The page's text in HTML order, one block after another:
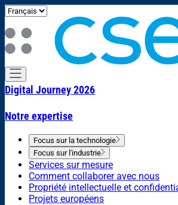
Digital Journey 2026
Notre expertise
Focus sur la technologie
Focus sur l'industrie
Services sur mesure
Comment collaborer avec nous
Propriété intellectuelle et
Projets européens